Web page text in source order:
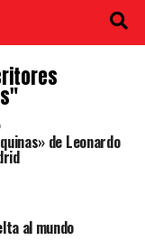
de Leonardo
al mundo